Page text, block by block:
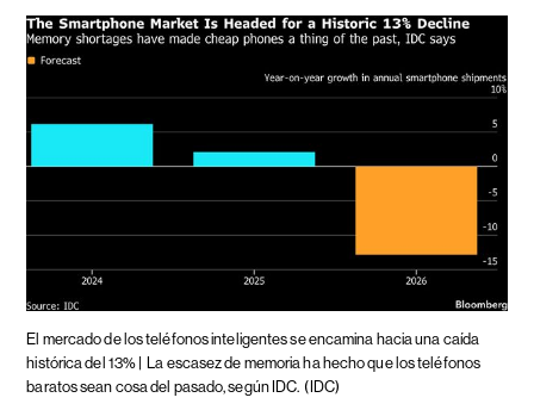
El mercado de los teléfonos inteligentes se encamina hacia una caída
histórica del 13% | La escasez de memoria ha hecho que los teléfonos
baratos sean cosa del pasado, según IDC. (IDC)